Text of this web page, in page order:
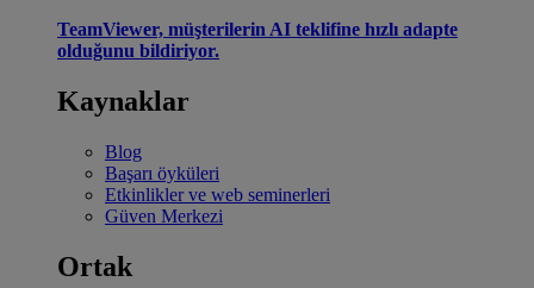
TeamViewer, müşterilerin AI teklifine hızlı adapte
olduğunu bildiriyor.
Kaynaklar
Blog
Başarı öyküleri
Etkinlikler ve web seminerleri
Güven Merkezi
Ortak